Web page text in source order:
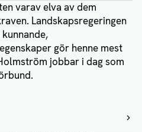
varav elva av dem
Landskapsregeringen
gör henne mest
jobbar i dag som